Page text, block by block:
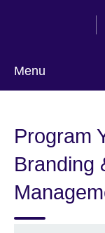
Menu
Program
Branding